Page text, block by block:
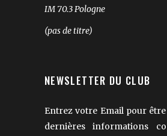
IM 70.3 Pologne
(pas de titre)
NEWSLETTER DU CLUB
Entrez votre Email pour
dernières informations